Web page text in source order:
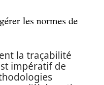
les normes de
la traçabilité
impératif de